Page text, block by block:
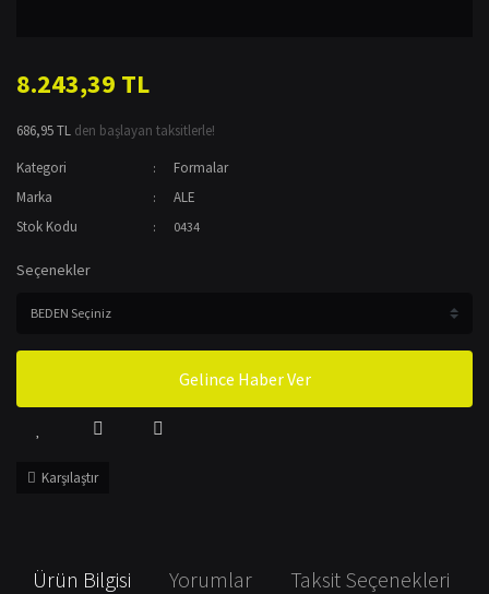
8.243,39 TL
686,95 TL den başlayan taksitlerle!
Kategori
Formalar
Marka
ALE
Stok Kodu
0434
Seçenekler
Gelince Haber Ver
Karşılaştır
Ürün Bilgisi Yorumlar Taksit Seçenekleri